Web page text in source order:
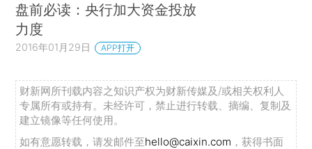
盘前必读：央行加大资金投放
力度
2016年01月29日 APP打开
财新网所刊载内容之知识产权为财新传媒及/或相关权利人
专属所有或持有。未经许可，禁止进行转载、摘编、复制及
建立镜像等任何使用。
如有意愿转载，请发邮件至hello@caixin.com ，获得书面